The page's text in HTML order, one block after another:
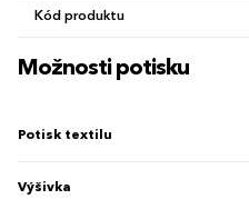
Kód produktu
Možnosti potisku
Potisk textilu
Výšivka